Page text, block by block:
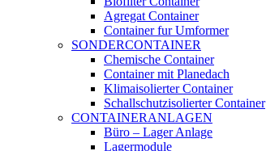
Agregat Container
Container fur Umformer
SONDERCONTAINER
Chemische Container
Container mit Planedach
Klimaisolierter Container
Schallschutzisolierter Container
CONTAINERANLAGEN
Büro – Lager Anlage
Lagermodule